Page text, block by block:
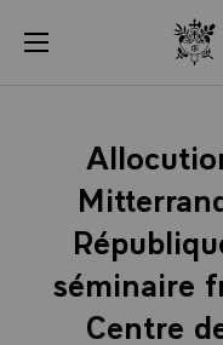
menu
séminaire
Centre
Panneau de gestion des